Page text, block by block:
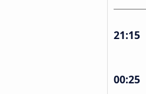
21:15
00:25